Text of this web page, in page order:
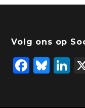
Volg ons op
F
Bl
Li